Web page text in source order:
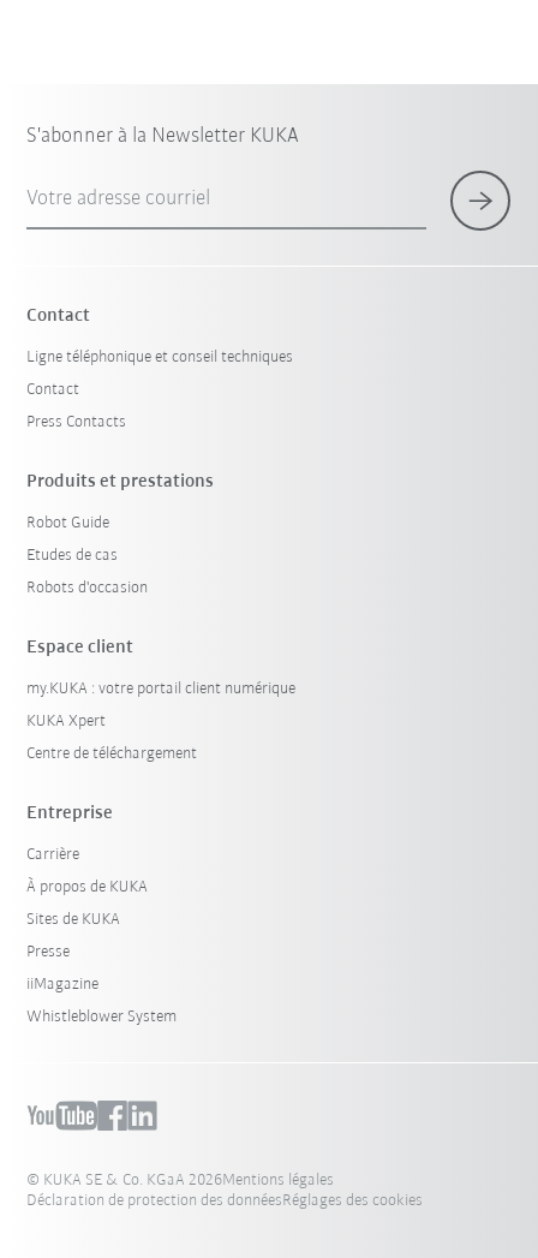
Réinitialiser le filtre
S'abonner à la Newsletter KUKA
Votre adresse courriel
Contact
Ligne téléphonique et conseil techniques
Contact
Press Contacts
Produits et prestations
Robot Guide
Etudes de cas
Robots d'occasion
Espace client
my.KUKA : votre portail client numérique
KUKA Xpert
Centre de téléchargement
Entreprise
Carrière
À propos de KUKA
Sites de KUKA
Presse
iiMagazine
Whistleblower System
© KUKA SE & Co. KGaA 2026Mentions légales
Déclaration de protection des donnéesRéglages des cookies